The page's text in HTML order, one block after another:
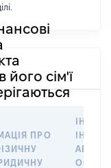
його сім'ї
ПРО
ІНШУ
АБО